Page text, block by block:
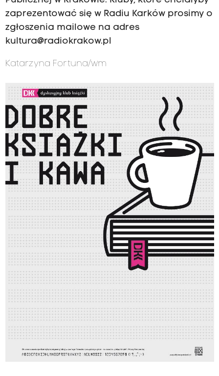
zaprezentować się w Radiu Karków prosimy o
zgłoszenia mailowe na adres
kultura@radiokrakow.pl
Katarzyna Fortuna/wm